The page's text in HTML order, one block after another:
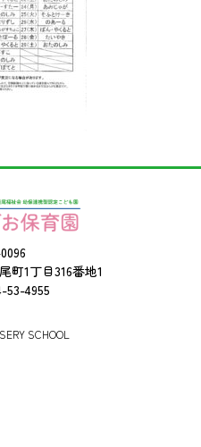
町1丁目316番地1
53-4955
SCHOOL